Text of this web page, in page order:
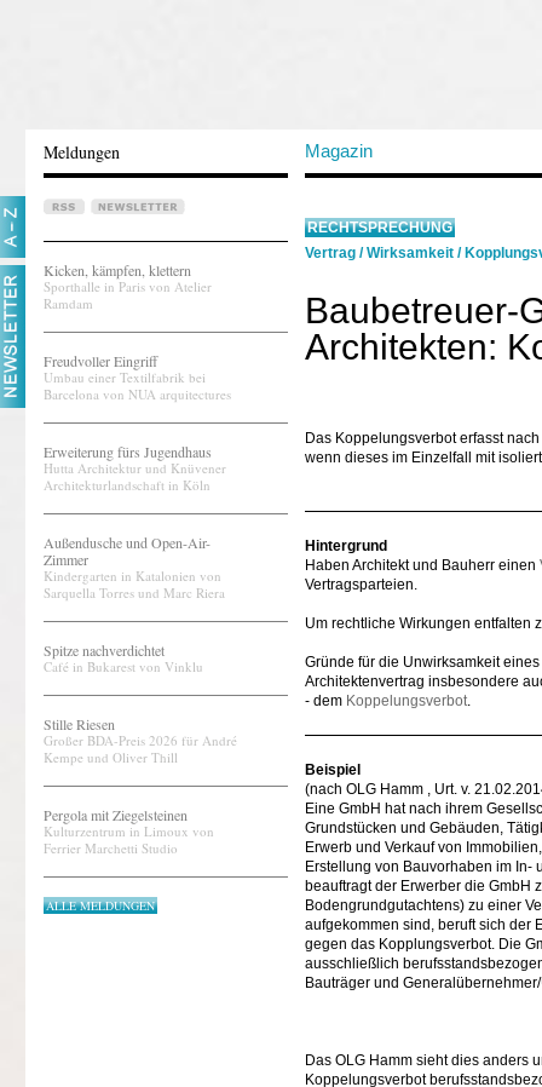
Meldungen Magazin
Kicken, kämpfen, klettern
Sporthalle in Paris von Atelier
Ramdam
Freudvoller Eingriff
Umbau einer Textilfabrik bei
Barcelona von NUA arquitectures
Erweiterung fürs Jugendhaus
Hutta Architektur und Knüvener
Architekturlandschaft in Köln
Außendusche und Open-Air-
Zimmer
Kindergarten in Katalonien von
Sarquella Torres und Marc Riera
Spitze nachverdichtet
Café in Bukarest von Vinklu
Stille Riesen
Großer BDA-Preis 2026 für André
Kempe und Oliver Thill
Pergola mit Ziegelsteinen
Kulturzentrum in Limoux von
Ferrier Marchetti Studio
ALLE MELDUNGEN
RECHTSPRECHUNG
Vertrag /Wirksamkeit /
Baubetreuer-
Architekten:
Das Koppelungsverbot erfasst
wenn dieses im Einzelfall mit
Hintergrund
Haben Architekt und Bauherr einen
Vertragsparteien.
Um rechtliche Wirkungen entfalten
Gründe für die Unwirksamkeit
Architektenvertrag insbesondere
- dem Koppelungsverbot.
Beispiel
(nach OLG Hamm , Urt. v.
Eine GmbH hat nach ihrem
Grundstücken und Gebäuden,
Erwerb und Verkauf von
Erstellung von Bauvorhaben im In-
beauftragt der Erwerber die GmbH
Bodengrundgutachtens) zu einer
aufgekommen sind, beruft sich der
gegen das Kopplungsverbot. Die
ausschließlich
Bauträger und
Das OLG Hamm sieht dies anders
Koppelungsverbot